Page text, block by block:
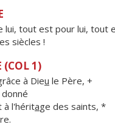
lui, tout est pour lui, tout
siècles !
(COL 1)
à Dieu le Père, +
à l'héritage des saints, *